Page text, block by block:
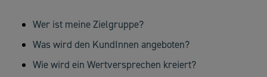
Wer ist meine Zielgruppe?
Was wird den KundInnen angeboten?
Wie wird ein Wertversprechen kreiert?